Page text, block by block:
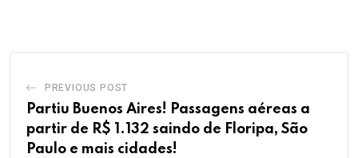
PREVIOUS POST
Partiu Buenos Aires! Passagens aéreas a
partir de R$ 1.132 saindo de Floripa, São
Paulo e mais cidades!